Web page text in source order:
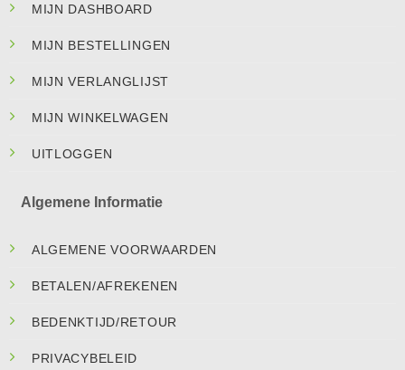
MIJN DASHBOARD
MIJN BESTELLINGEN
MIJN VERLANGLIJST
MIJN WINKELWAGEN
UITLOGGEN
Algemene Informatie
ALGEMENE VOORWAARDEN
BETALEN/AFREKENEN
BEDENKTIJD/RETOUR
PRIVACYBELEID